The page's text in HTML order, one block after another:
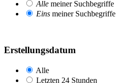
Alle meiner Suchbegriffe
Eins meiner Suchbegriffe
Erstellungsdatum
Alle
Letzten 24 Stunden